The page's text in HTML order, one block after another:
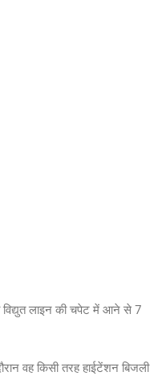
विद्युत लाइन की चपेट में आने से 7
वह किसी तरह हाईटेंशन बिजली